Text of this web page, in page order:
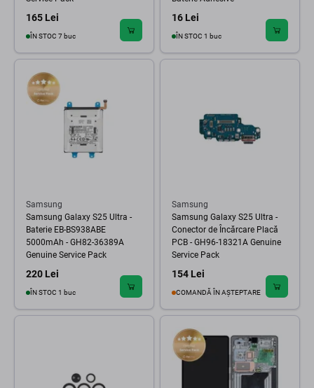
165 Lei
ÎN STOC 7 buc
16 Lei
ÎN STOC 1 buc
Samsung
Samsung Galaxy S25 Ultra -
Baterie EB-BS938ABE
5000mAh - GH82-36389A
Genuine Service Pack
220 Lei
ÎN STOC 1 buc
Samsung
Samsung Galaxy S25 Ultra -
Conector de Încărcare Placă
PCB - GH96-18321A Genuine
Service Pack
154 Lei
COMANDĂ ÎN AȘTEPTARE